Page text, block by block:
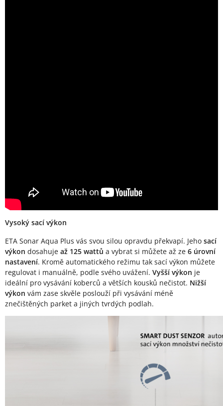
Vysoký sací výkon
ETA Sonar Aqua Plus vás svou silou opravdu překvapí. Jeho sací
výkon dosahuje až 125 wattů a vybrat si můžete až ze 6 úrovní
nastavení. Kromě automatického režimu tak sací výkon můžete
regulovat i manuálně, podle svého uvážení. Vyšší výkon je
ideální pro vysávání koberců a větších kousků nečistot. Nižší
výkon vám zase skvěle poslouží při vysávání méně
znečištěných parket a jiných tvrdých podlah.